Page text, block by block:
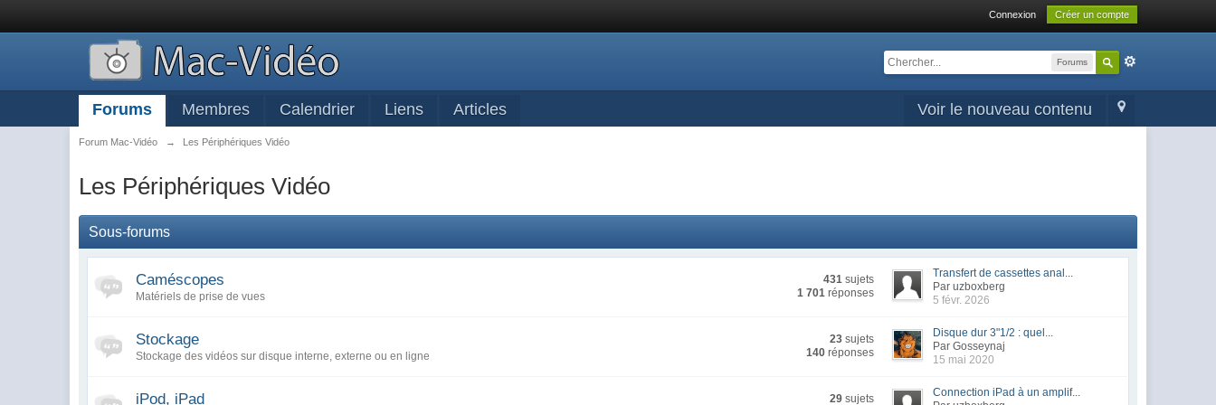
Connexion Créer un compte
Forums
Voir le nouveau contenu
Forums Membres Calendrier Liens Articles
Forum Mac-Vidéo → Les Périphériques Vidéo
Les Périphériques Vidéo
Sous-forums
Caméscopes
Matériels de prise de vues
431 sujets
1 701 réponses
Transfert de cassettes anal...
Par uzboxberg
5 févr. 2026
Stockage
Stockage des vidéos sur disque interne, externe ou en ligne
23 sujets
140 réponses
Disque dur 3"1/2 : quel...
Par Gosseynaj
15 mai 2020
iPod, iPad 29 sujets
Connection iPad à un amplif...